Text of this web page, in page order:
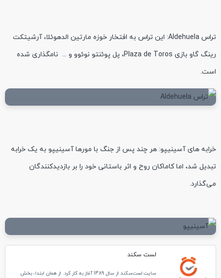
تراس Aldehuela: این تراس به افتخار خوزه مارتین الدهوئلا، آرشیتکت
رینگ گاو بازی Plaza de Toros، پل پوئنتو نوئوو و ... نامگذاری شده
است.
خرابه های آسینیپو: هر چند پس از جنگ با مورها آسینیپو به یک خرابه
تبدیل شد، اما کاماکان روح و اثر باستانی خود را بر بازدیدکنندگان
می‌گذارد.
لست سکند
سایت لست‌سکند از سال 1389 آغاز به کار کرد. از همان ابتدا، بخش